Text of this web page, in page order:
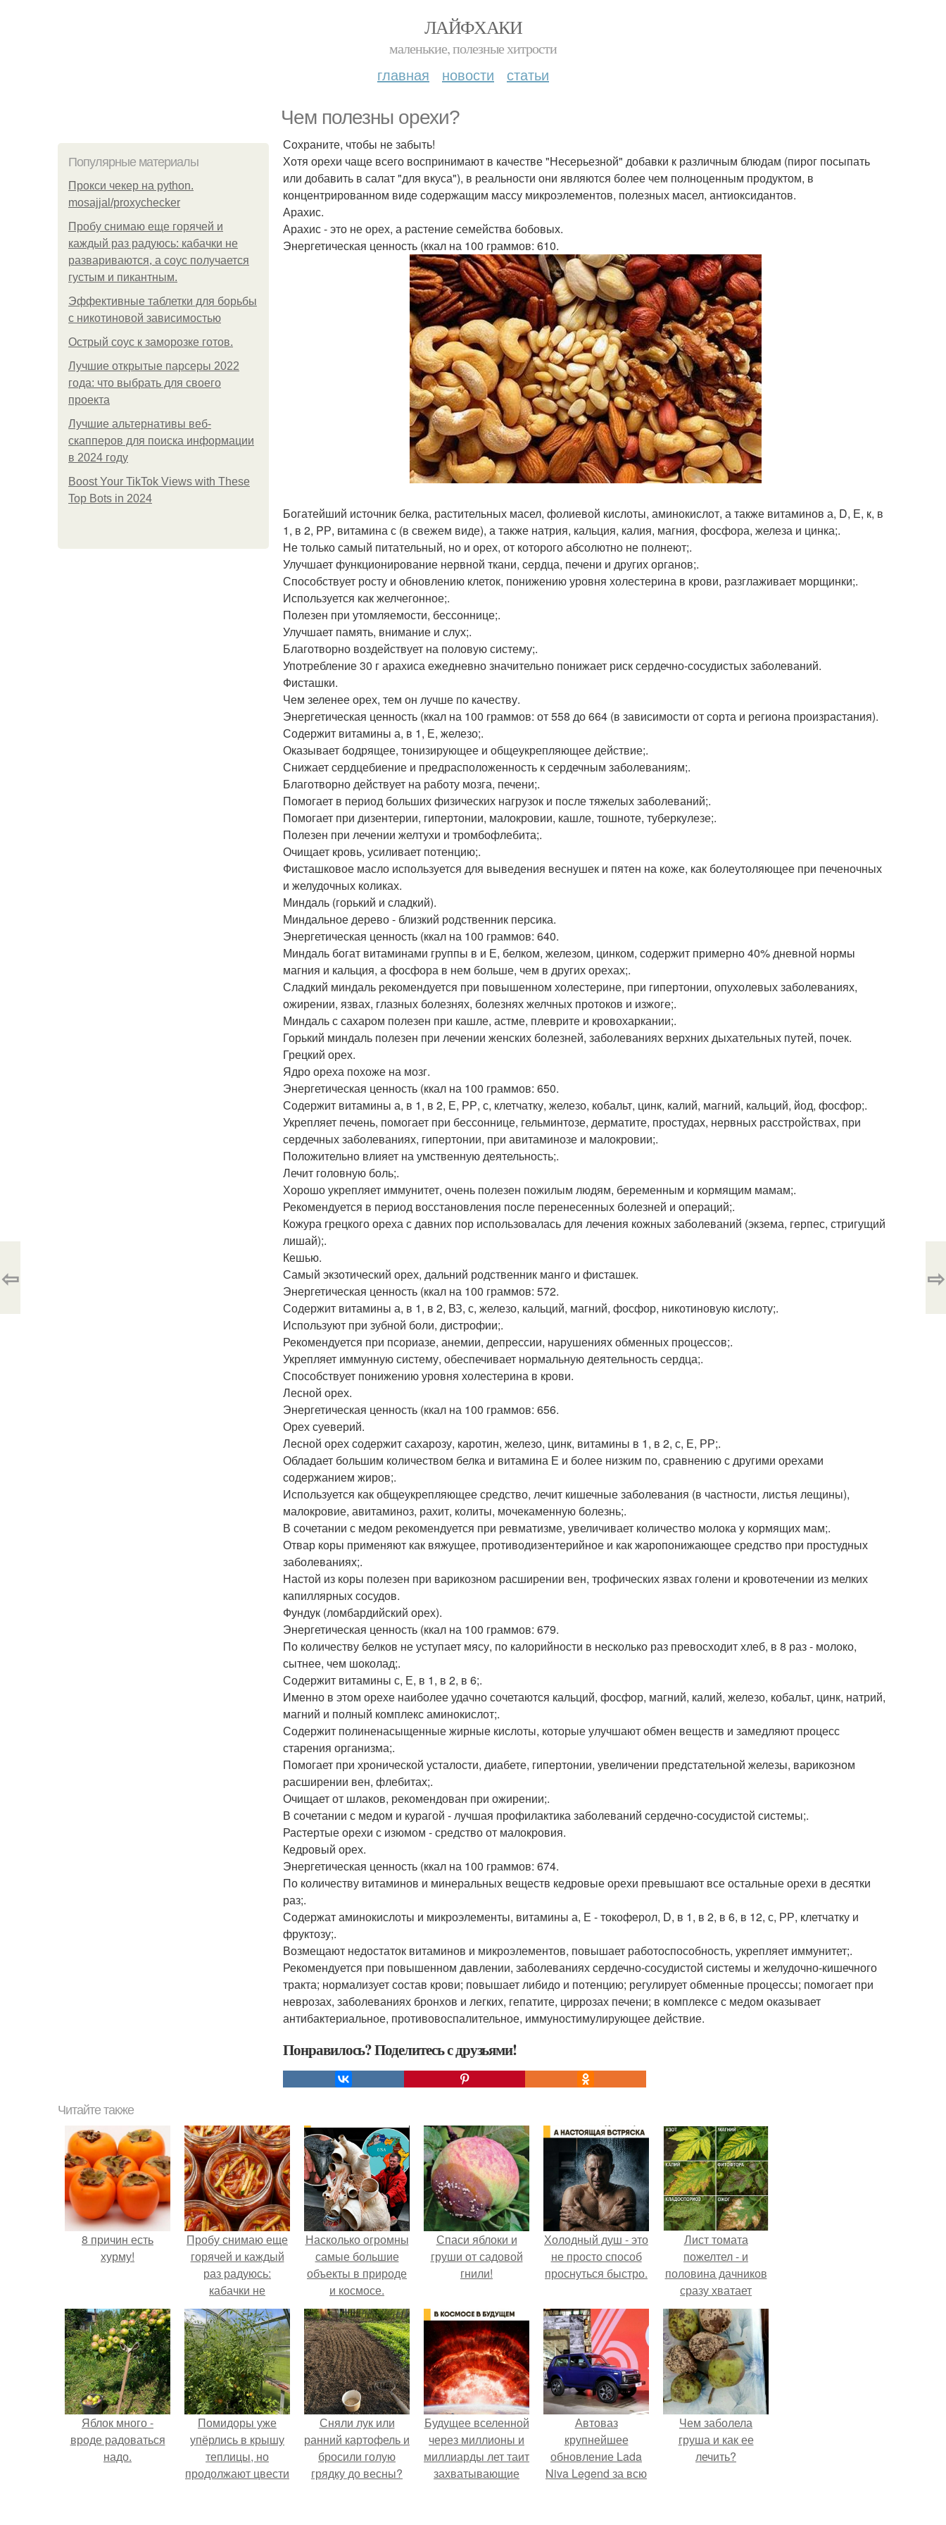
ЛАЙФХАКИ
маленькие, полезные хитрости
главная новости статьи
Чем полезны орехи?
Популярные материалы
Прокси чекер на python.
mosajjal/proxychecker
Пробу снимаю еще горячей и
каждый раз радуюсь: кабачки не
развариваются, а соус получается
густым и пикантным.
Эффективные таблетки для борьбы
с никотиновой зависимостью
Острый соус к заморозке готов.
Лучшие открытые парсеры 2022
года: что выбрать для своего
проекта
Лучшие альтернативы веб-
скапперов для поиска информации
в 2024 году
Boost Your TikTok Views with These
Top Bots in 2024
Сохраните, чтобы не забыть!
Хотя орехи чаще всего воспринимают в качестве "Несерьезной" добавки к различным блюдам (пирог посыпать
или добавить в салат "для вкуса"), в реальности они являются более чем полноценным продуктом, в
концентрированном виде содержащим массу микроэлементов, полезных масел, антиоксидантов.
Арахис.
Арахис - это не орех, а растение семейства бобовых.
Энергетическая ценность (ккал на 100 граммов: 610.
Богатейший источник белка, растительных масел, фолиевой кислоты, аминокислот, а также витаминов а, D, Е, к, в
1, в 2, PР, витамина с (в свежем виде), а также натрия, кальция, калия, магния, фосфора, железа и цинка;.
Не только самый питательный, но и орех, от которого абсолютно не полнеют;.
Улучшает функционирование нервной ткани, сердца, печени и других органов;.
Способствует росту и обновлению клеток, понижению уровня холестерина в крови, разглаживает морщинки;.
Используется как желчегонное;.
Полезен при утомляемости, бессоннице;.
Улучшает память, внимание и слух;.
Благотворно воздействует на половую систему;.
Употребление 30 г арахиса ежедневно значительно понижает риск сердечно-сосудистых заболеваний.
Фисташки.
Чем зеленее орех, тем он лучше по качеству.
Энергетическая ценность (ккал на 100 граммов: от 558 до 664 (в зависимости от сорта и региона произрастания).
Содержит витамины а, в 1, Е, железо;.
Оказывает бодрящее, тонизирующее и общеукрепляющее действие;.
Снижает сердцебиение и предрасположенность к сердечным заболеваниям;.
Благотворно действует на работу мозга, печени;.
Помогает в период больших физических нагрузок и после тяжелых заболеваний;.
Помогает при дизентерии, гипертонии, малокровии, кашле, тошноте, туберкулезе;.
Полезен при лечении желтухи и тромбофлебита;.
Очищает кровь, усиливает потенцию;.
Фисташковое масло используется для выведения веснушек и пятен на коже, как болеутоляющее при печеночных
и желудочных коликах.
Миндаль (горький и сладкий).
Миндальное дерево - близкий родственник персика.
Энергетическая ценность (ккал на 100 граммов: 640.
Миндаль богат витаминами группы в и Е, белком, железом, цинком, содержит примерно 40% дневной нормы
магния и кальция, а фосфора в нем больше, чем в других орехах;.
Сладкий миндаль рекомендуется при повышенном холестерине, при гипертонии, опухолевых заболеваниях,
ожирении, язвах, глазных болезнях, болезнях желчных протоков и изжоге;.
Миндаль с сахаром полезен при кашле, астме, плеврите и кровохаркании;.
Горький миндаль полезен при лечении женских болезней, заболеваниях верхних дыхательных путей, почек.
Грецкий орех.
Ядро ореха похоже на мозг.
Энергетическая ценность (ккал на 100 граммов: 650.
Содержит витамины а, в 1, в 2, Е, РР, с, клетчатку, железо, кобальт, цинк, калий, магний, кальций, йод, фосфор;.
Укрепляет печень, помогает при бессоннице, гельминтозе, дерматите, простудах, нервных расстройствах, при
сердечных заболеваниях, гипертонии, при авитаминозе и малокровии;.
Положительно влияет на умственную деятельность;.
Лечит головную боль;.
Хорошо укрепляет иммунитет, очень полезен пожилым людям, беременным и кормящим мамам;.
Рекомендуется в период восстановления после перенесенных болезней и операций;.
Кожура грецкого ореха с давних пор использовалась для лечения кожных заболеваний (экзема, герпес, стригущий
лишай);.
Кешью.
Самый экзотический орех, дальний родственник манго и фисташек.
Энергетическая ценность (ккал на 100 граммов: 572.
Содержит витамины а, в 1, в 2, ВЗ, с, железо, кальций, магний, фосфор, никотиновую кислоту;.
Используют при зубной боли, дистрофии;.
Рекомендуется при псориазе, анемии, депрессии, нарушениях обменных процессов;.
Укрепляет иммунную систему, обеспечивает нормальную деятельность сердца;.
Способствует понижению уровня холестерина в крови.
Лесной орех.
Энергетическая ценность (ккал на 100 граммов: 656.
Орех суеверий.
Лесной орех содержит сахарозу, каротин, железо, цинк, витамины в 1, в 2, с, Е, РР;.
Обладает большим количеством белка и витамина Е и более низким по, сравнению с другими орехами
содержанием жиров;.
Используется как общеукрепляющее средство, лечит кишечные заболевания (в частности, листья лещины),
малокровие, авитаминоз, рахит, колиты, мочекаменную болезнь;.
В сочетании с медом рекомендуется при ревматизме, увеличивает количество молока у кормящих мам;.
Отвар коры применяют как вяжущее, противодизентерийное и как жаропонижающее средство при простудных
заболеваниях;.
Настой из коры полезен при варикозном расширении вен, трофических язвах голени и кровотечении из мелких
капиллярных сосудов.
Фундук (ломбардийский орех).
Энергетическая ценность (ккал на 100 граммов: 679.
По количеству белков не уступает мясу, по калорийности в несколько раз превосходит хлеб, в 8 раз - молоко,
сытнее, чем шоколад;.
Содержит витамины с, Е, в 1, в 2, в 6;.
Именно в этом орехе наиболее удачно сочетаются кальций, фосфор, магний, калий, железо, кобальт, цинк, натрий,
магний и полный комплекс аминокислот;.
Содержит полиненасыщенные жирные кислоты, которые улучшают обмен веществ и замедляют процесс
старения организма;.
Помогает при хронической усталости, диабете, гипертонии, увеличении предстательной железы, варикозном
расширении вен, флебитах;.
Очищает от шлаков, рекомендован при ожирении;.
В сочетании с медом и курагой - лучшая профилактика заболеваний сердечно-сосудистой системы;.
Растертые орехи с изюмом - средство от малокровия.
Кедровый орех.
Энергетическая ценность (ккал на 100 граммов: 674.
По количеству витаминов и минеральных веществ кедровые орехи превышают все остальные орехи в десятки
раз;.
Содержат аминокислоты и микроэлементы, витамины а, Е - токоферол, D, в 1, в 2, в 6, в 12, с, РР, клетчатку и
фруктозу;.
Возмещают недостаток витаминов и микроэлементов, повышает работоспособность, укрепляет иммунитет;.
Рекомендуется при повышенном давлении, заболеваниях сердечно-сосудистой системы и желудочно-кишечного
тракта; нормализует состав крови; повышает либидо и потенцию; регулирует обменные процессы; помогает при
неврозах, заболеваниях бронхов и легких, гепатите, циррозах печени; в комплексе с медом оказывает
антибактериальное, противовоспалительное, иммуностимулирующее действие.
Понравилось? Поделитесь с друзьями!
⇦ ⇨
Читайте также
8 причин есть
хурму!
Пробу снимаю еще
горячей и каждый
раз радуюсь:
кабачки не
развариваются, а
соус получается
густым и
пикантным.
Насколько огромны
самые большие
объекты в природе
и космосе.
Спаси яблоки и
груши от садовой
гнили!
Холодный душ - это
не просто способ
проснуться быстро.
Лист томата
пожелтел - и
половина дачников
сразу хватает
удобрение.
Яблок много -
вроде радоваться
надо.
Помидоры уже
упёрлись в крышу
теплицы, но
продолжают цвести
Сняли лук или
ранний картофель и
бросили голую
грядку до весны?
Будущее вселенной
через миллионы и
миллиарды лет таит
захватывающие
Автоваз
крупнейшее
обновление Lada
Niva Legend за всю
Чем заболела
груша и как ее
лечить?